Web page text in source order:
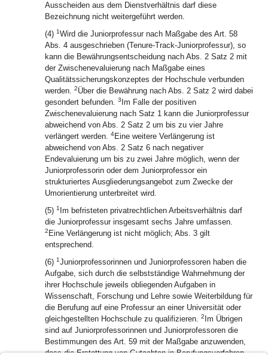
Ausscheiden aus dem Dienstverhältnis darf diese
Bezeichnung nicht weitergeführt werden.
(4) 1Wird die Juniorprofessur nach Maßgabe des Art. 58
Abs. 4 ausgeschrieben (Tenure-Track-Juniorprofessur), so
kann die Bewährungsentscheidung nach Abs. 2 Satz 2 mit
der Zwischenevaluierung nach Maßgabe eines
Qualitätssicherungskonzeptes der Hochschule verbunden
werden. 2Über die Bewährung nach Abs. 2 Satz 2 wird dabei
gesondert befunden. 3 Im Falle der positiven
Zwischenevaluierung nach Satz 1 kann die Juniorprofessur
abweichend von Abs. 2 Satz 2 um bis zu vier Jahre
verlängert werden. 4Eine weitere Verlängerung ist
abweichend von Abs. 2 Satz 6 nach negativer
Endevaluierung um bis zu zwei Jahre möglich, wenn der
Juniorprofessorin oder dem Juniorprofessor ein
strukturiertes Ausgliederungsangebot zum Zwecke der
Umorientierung unterbreitet wird.
(5) 1 Im befristeten privatrechtlichen Arbeitsverhältnis darf
die Juniorprofessur insgesamt sechs Jahre umfassen.
2 Eine Verlängerung ist nicht möglich; Abs. 3 gilt
entsprechend.
(6) 1Juniorprofessorinnen und Juniorprofessoren haben die
Aufgabe, sich durch die selbstständige Wahrnehmung der
ihrer Hochschule jeweils obliegenden Aufgaben in
Wissenschaft, Forschung und Lehre sowie Weiterbildung für
die Berufung auf eine Professur an einer Universität oder
gleichgestellten Hochschule zu qualifizieren. 2 Im Übrigen
sind auf Juniorprofessorinnen und Juniorprofessoren die
Bestimmungen des Art. 59 mit der Maßgabe anzuwenden,
dass die Erstattung von Gutachten in Berufungsverfahren